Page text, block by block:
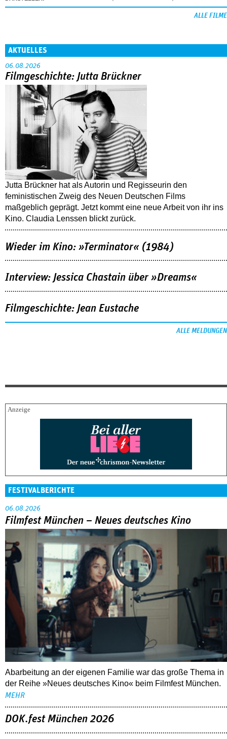
ALLE FILME
AKTUELLES
06.08.2026
Filmgeschichte: Jutta Brückner
Jutta Brückner hat als Autorin und Regisseurin den
feministischen Zweig des Neuen Deutschen Films
maßgeblich geprägt. Jetzt kommt eine neue Arbeit von ihr ins
Kino. Claudia Lenssen blickt zurück.
Wieder im Kino: »Terminator« (1984)
Interview: Jessica Chastain über »Dreams«
Filmgeschichte: Jean Eustache
ALLE MELDUNGEN
FESTIVALBERICHTE
06.08.2026
Filmfest München – Neues deutsches Kino
Abarbeitung an der eigenen Familie war das große Thema in
der Reihe »Neues deutsches Kino« beim Filmfest München.
MEHR
DOK.fest München 2026